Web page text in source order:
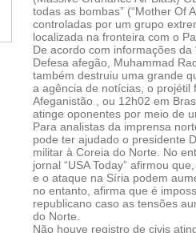
todas as bombas” (“Mother Of
controladas por um grupo
localizada na fronteira com o
De acordo com informações da
Defesa afegão, Muhammad
também destruiu uma grande
a agência de notícias, o
Afeganistão , ou 12h02 em
atinge oponentes por meio de
Para analistas da imprensa
pode ter ajudado o presidente
militar à Coreia do Norte. No
jornal “USA Today” afirmou
e o ataque na Síria podem
no entanto, afirma que é
republicano caso as tensões
do Norte.
Não houve registro de civis